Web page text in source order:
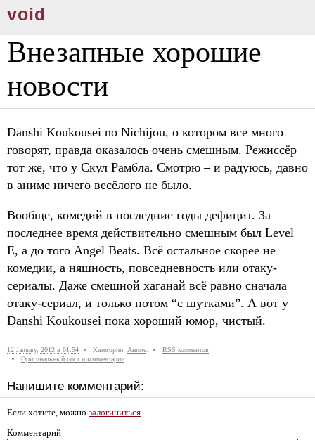
void
Внезапные хорошие
новости
Danshi Koukousei no Nichijou, о котором все много
говорят, правда оказалось очень смешным. Режиссёр
тот же, что у Скул Рамбла. Смотрю – и радуюсь, давно
в аниме ничего весёлого не было.
Вообще, комедий в последние годы дефицит. За
последнее время действительно смешным был Level
E, а до того Angel Beats. Всё остальное скорее не
комедии, а няшность, повседневность или отаку-
сериалы. Даже смешной хаганай всё равно сначала
отаку-сериал, и только потом “с шутками”. А вот у
Danshi Koukousei пока хороший юмор, чистый.
12 January, 2012 в 01:54 Категории: Аниме.
RSS комментов
Оригинальный пост и комментарии
Напишите комментарий:
Если хотите, можно залогиниться.
Комментарий